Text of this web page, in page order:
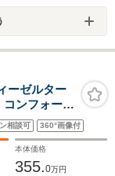
ーゼルター
ンフォート
相談可 360°画像付
本体価格
355.0万円